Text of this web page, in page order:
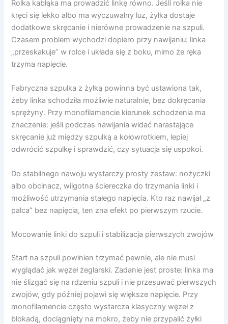
Rolka kabłąka ma prowadzić linkę równo. Jeśli rolka nie
kręci się lekko albo ma wyczuwalny luz, żyłka dostaje
dodatkowe skręcanie i nierówne prowadzenie na szpuli.
Czasem problem wychodzi dopiero przy nawijaniu: linka
„przeskakuje” w rolce i układa się z boku, mimo że ręka
trzyma napięcie.
Fabryczna szpulka z żyłką powinna być ustawiona tak,
żeby linka schodziła możliwie naturalnie, bez dokręcania
sprężyny. Przy monofilamencie kierunek schodzenia ma
znaczenie: jeśli podczas nawijania widać narastające
skręcanie już między szpulką a kołowrotkiem, lepiej
odwrócić szpulkę i sprawdzić, czy sytuacja się uspokoi.
Do stabilnego nawoju wystarczy prosty zestaw: nożyczki
albo obcinacz, wilgotna ściereczka do trzymania linki i
możliwość utrzymania stałego napięcia. Kto raz nawijał „z
palca” bez napięcia, ten zna efekt po pierwszym rzucie.
Mocowanie linki do szpuli i stabilizacja pierwszych zwojów
Start na szpuli powinien trzymać pewnie, ale nie musi
wyglądać jak węzeł żeglarski. Zadanie jest proste: linka ma
nie ślizgać się na rdzeniu szpuli i nie przesuwać pierwszych
zwojów, gdy później pojawi się większe napięcie. Przy
monofilamencie często wystarcza klasyczny węzeł z
blokadą, dociągnięty na mokro, żeby nie przypalić żyłki